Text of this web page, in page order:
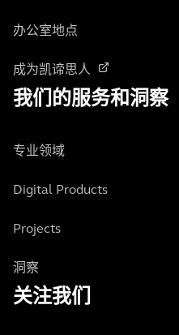
办公室地点
成为凯谛思人
我们的服务和洞察
专业领域
Digital Products
Projects
洞察
关注我们